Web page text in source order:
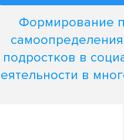
Формирование
подростков в
в